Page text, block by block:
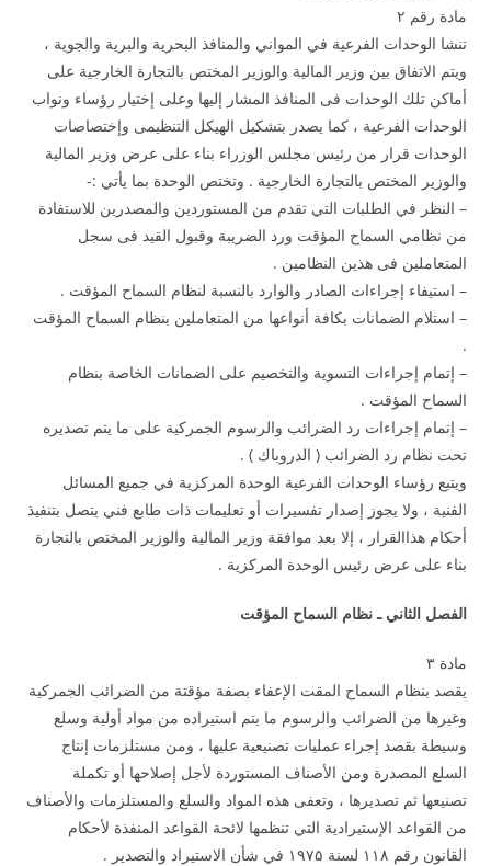
مادة رقم ۲
تنشا الوحدات الفرعية في المواني والمنافذ البحرية والبرية والجوية ،
ويتم الاتفاق بين وزير المالية والوزير المختص بالتجارة الخارجية على
أماكن تلك الوحدات فى المنافذ المشار إليها وعلى إختيار رؤساء ونواب
الوحدات الفرعية ، كما يصدر بتشكيل الهيكل التنظيمى وإختصاصات
الوحدات قرار من رئيس مجلس الوزراء بناء على عرض وزير المالية
والوزير المختص بالتجارة الخارجية . وتختص الوحدة بما يأتي :-
– النظر في الطلبات التي تقدم من المستوردين والمصدرين للاستفادة
من نظامي السماح المؤقت ورد الضريبة وقبول القيد فى سجل
المتعاملين فى هذين النظامين .
– استيفاء إجراءات الصادر والوارد بالنسبة لنظام السماح المؤقت .
– استلام الضمانات بكافة أنواعها من المتعاملين بنظام السماح المؤقت
.
– إتمام إجراءات التسوية والتخصيم على الضمانات الخاصة بنظام
السماح المؤقت .
– إتمام إجراءات رد الضرائب والرسوم الجمركية على ما يتم تصديره
تحت نظام رد الضرائب ( الدروباك ) .
ويتبع رؤساء الوحدات الفرعية الوحدة المركزية في جميع المسائل
الفنية ، ولا يجوز إصدار تفسيرات أو تعليمات ذات طابع فني يتصل بتنفيذ
أحكام هذاالقرار ، إلا بعد موافقة وزير المالية والوزير المختص بالتجارة
بناء على عرض رئيس الوحدة المركزية .
الفصل الثاني ـ نظام السماح المؤقت
مادة ۳
يقصد بنظام السماح المقت الإعفاء بصفة مؤقتة من الضرائب الجمركية
وغيرها من الضرائب والرسوم ما يتم استيراده من مواد أولية وسلع
وسيطة بقصد إجراء عمليات تصنيعية عليها ، ومن مستلزمات إنتاج
السلع المصدرة ومن الأصناف المستوردة لأجل إصلاحها أو تكملة
تصنيعها ثم تصديرها ، وتعفى هذه المواد والسلع والمستلزمات والأصناف
من القواعد الإستيرادية التي تنظمها لائحة القواعد المنفذة لأحكام
القانون رقم ۱۱۸ لسنة ۱۹۷۵ في شأن الاستيراد والتصدير .